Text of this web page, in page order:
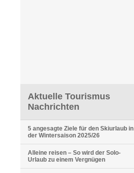
Aktuelle Tourismus
Nachrichten
5 angesagte Ziele für den Skiurlaub in
der Wintersaison 2025/26
Alleine reisen – So wird der Solo-
Urlaub zu einem Vergnügen